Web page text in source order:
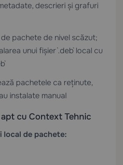
descrieri și grafuri
pachete de nivel scăzut;
unui fișier `.deb` local cu
pachetele ca reținute,
instalate manual
cu Context Tehnic
local de pachete: